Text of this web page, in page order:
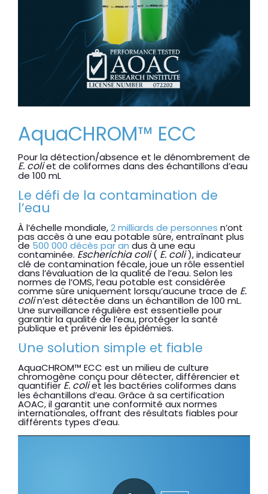
AquaCHROM™ ECC
Pour la détection/absence et le dénombrement de
E. coliet de coliformes dans des échantillons d’eau
de 100 mL
Le défi de la contamination de
l’eau
À l’échelle mondiale,2 milliards de personnes n’ont
pas accès à une eau potable sûre, entraînant plus
de 500 000 décès par an dus à une eau
contaminée. Escherichia coli( E. coli), indicateur
clé de contamination fécale, joue un rôle essentiel
dans l’évaluation de la qualité de l’eau. Selon les
normes de l’OMS, l’eau potable est considérée
comme sûre uniquement lorsqu’aucune trace de E.
colin’est détectée dans un échantillon de 100 mL.
Une surveillance régulière est essentielle pour
garantir la qualité de l’eau, protéger la santé
publique et prévenir les épidémies.
Une solution simple et fiable
AquaCHROM™ ECC est un milieu de culture
chromogène conçu pour détecter, différencier et
quantifier E. coliet les bactéries coliformes dans
les échantillons d’eau. Grâce à sa certification
AOAC, il garantit une conformité aux normes
internationales, offrant des résultats fiables pour
différents types d’eau.